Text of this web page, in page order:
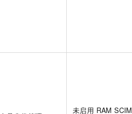
未启用 RAM SCIM